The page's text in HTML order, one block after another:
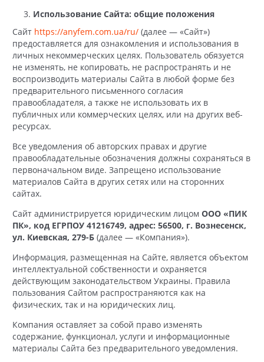
Использование Сайта: общие положения
Сайт https://anyfem.com.ua/ru/ (далее — «Сайт»)
предоставляется для ознакомления и использования в
личных некоммерческих целях. Пользователь обязуется
не изменять, не копировать, не распространять и не
воспроизводить материалы Сайта в любой форме без
предварительного письменного согласия
правообладателя, а также не использовать их в
публичных или коммерческих целях, или на других веб-
ресурсах.
Все уведомления об авторских правах и другие
правообладательные обозначения должны сохраняться в
первоначальном виде. Запрещено использование
материалов Сайта в других сетях или на сторонних
сайтах.
Сайт администрируется юридическим лицом ООО «ПИК
ПК», код ЕГРПОУ 41216749, адрес: 56500, г. Вознесенск,
ул. Киевская, 279-Б (далее — «Компания»).
Информация, размещенная на Сайте, является объектом
интеллектуальной собственности и охраняется
действующим законодательством Украины. Правила
пользования Сайтом распространяются как на
физических, так и на юридических лиц.
Компания оставляет за собой право изменять
содержание, функционал, услуги и информационные
материалы Сайта без предварительного уведомления.